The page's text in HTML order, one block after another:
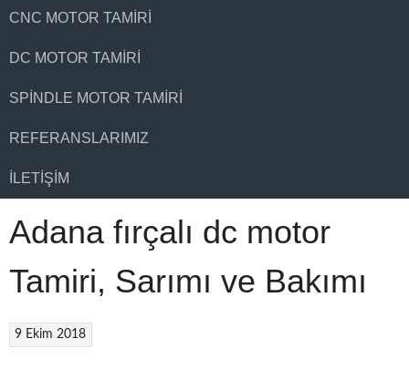
CNC MOTOR TAMIRI
DC MOTOR TAMIRI
SPINDLE MOTOR TAMIRI
REFERANSLARIMIZ
İLETIŞIM
Adana fırçalı dc motor
Tamiri, Sarımı ve Bakımı
9 Ekim 2018